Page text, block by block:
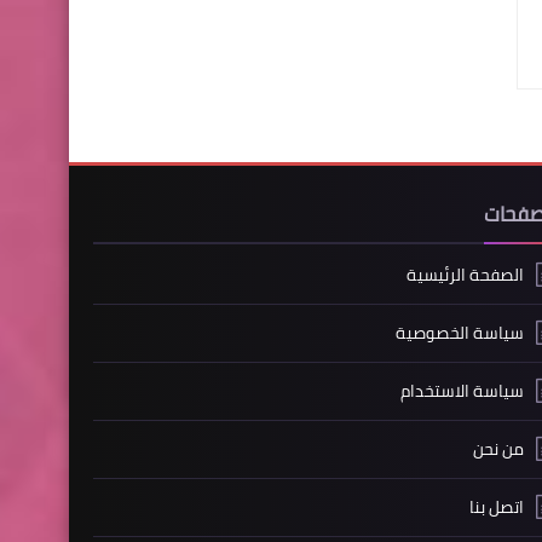
الصفحة الرئيسية
سياسة الخصوصية
سياسة الاستخدام
من نحن
اتصل بنا